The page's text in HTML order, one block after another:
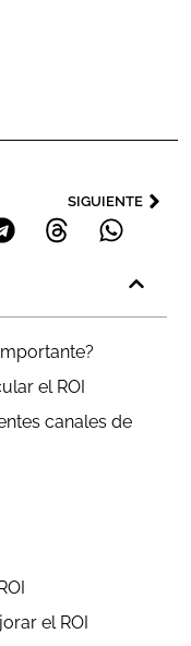
SIGUIENTE
el ROI
canales de
el ROI